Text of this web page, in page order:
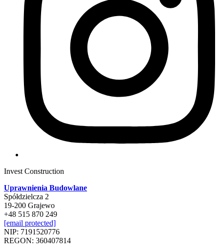
Invest Construction
Uprawnienia Budowlane
Spółdzielcza 2
19-200 Grajewo
+48 515 870 249
[email protected]
NIP: 7191520776
REGON: 360407814